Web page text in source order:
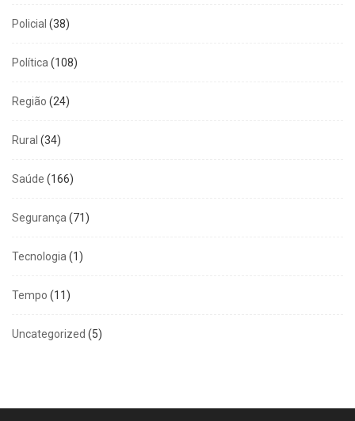
Policial (38)
Política (108)
Região (24)
Rural (34)
Saúde (166)
Segurança (71)
Tecnologia (1)
Tempo (11)
Uncategorized (5)